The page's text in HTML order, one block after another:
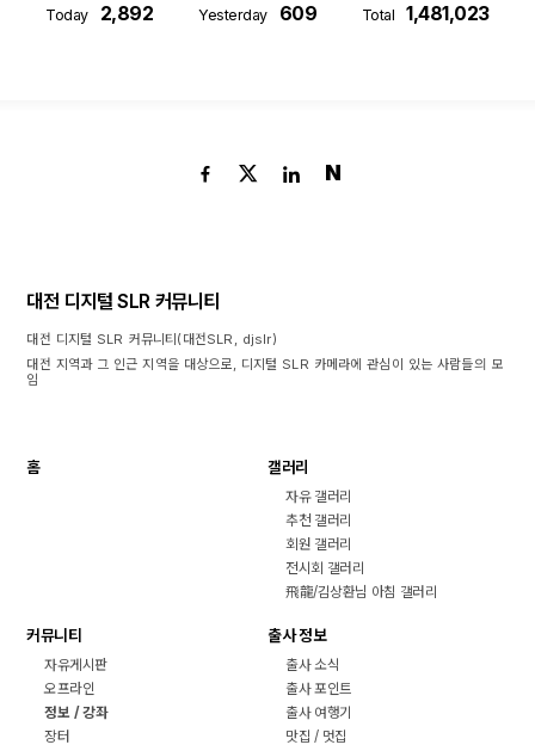
Today 2,892 Yesterday 609 Total 1,481,023
N
대전 디지털 SLR 커뮤니티
대전 디지털 SLR 커뮤니티(대전SLR, djslr)
대전 지역과 그 인근 지역을 대상으로, 디지털 SLR 카메라에 관심이 있는 사람들의 모
임
홈 갤러리
자유 갤러리
추천 갤러리
회원 갤러리
전시회 갤러리
飛龍/김상환님 아침 갤러리
커뮤니티
자유게시판
오프라인
정보 / 강좌
장터
출사 정보
출사 소식
출사 포인트
출사 여행기
맛집 / 멋집